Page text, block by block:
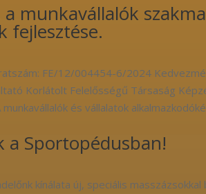
munkavállalók
fejlesztése.
FE/12/004454-6/2024
Korlátolt Felelősségű Társaság
és vállalatok
a Sportopédusban!
kínálata új, speciális masszázsokkal